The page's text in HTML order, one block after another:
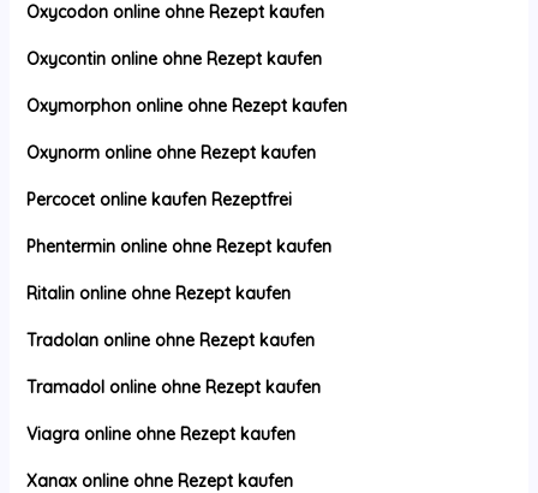
Oxycodon online ohne Rezept kaufen
Oxycontin online ohne Rezept kaufen
Oxymorphon online ohne Rezept kaufen
Oxynorm online ohne Rezept kaufen
Percocet online kaufen Rezeptfrei
Phentermin online ohne Rezept kaufen
Ritalin online ohne Rezept kaufen
Tradolan online ohne Rezept kaufen
Tramadol online ohne Rezept kaufen
Viagra online ohne Rezept kaufen
Xanax online ohne Rezept kaufen